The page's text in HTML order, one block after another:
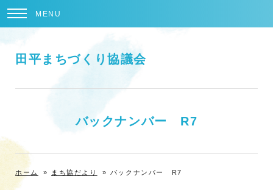
MENU
田平まちづくり協議会
バックナンバー R7
ホーム » まち協だより » バックナンバー R7